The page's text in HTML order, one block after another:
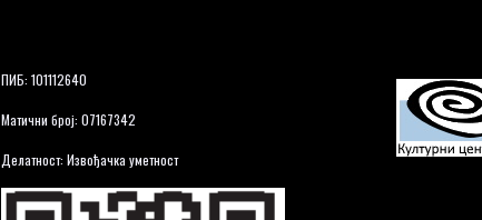
ПИБ: 101112640
Матични број: 07167342
Делатност: Извођачка уметност